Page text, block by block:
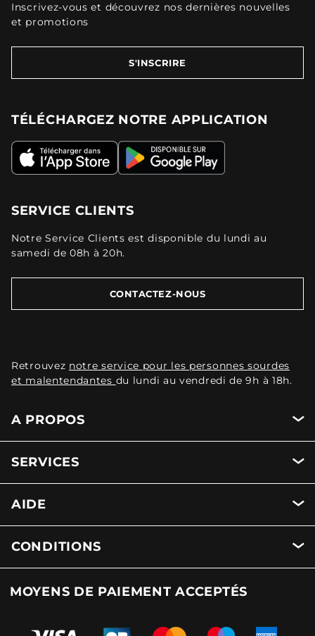
Inscrivez-vous et découvrez nos dernières nouvelles
et promotions
S'INSCRIRE
TÉLÉCHARGEZ NOTRE APPLICATION
SERVICE CLIENTS
Notre Service Clients est disponible du lundi au
samedi de 08h à 20h.
CONTACTEZ-NOUS
Retrouvez notre service pour les personnes sourdes
et malentendantes du lundi au vendredi de 9h à 18h.
A PROPOS
SERVICES
AIDE
CONDITIONS
MOYENS DE PAIEMENT ACCEPTÉS